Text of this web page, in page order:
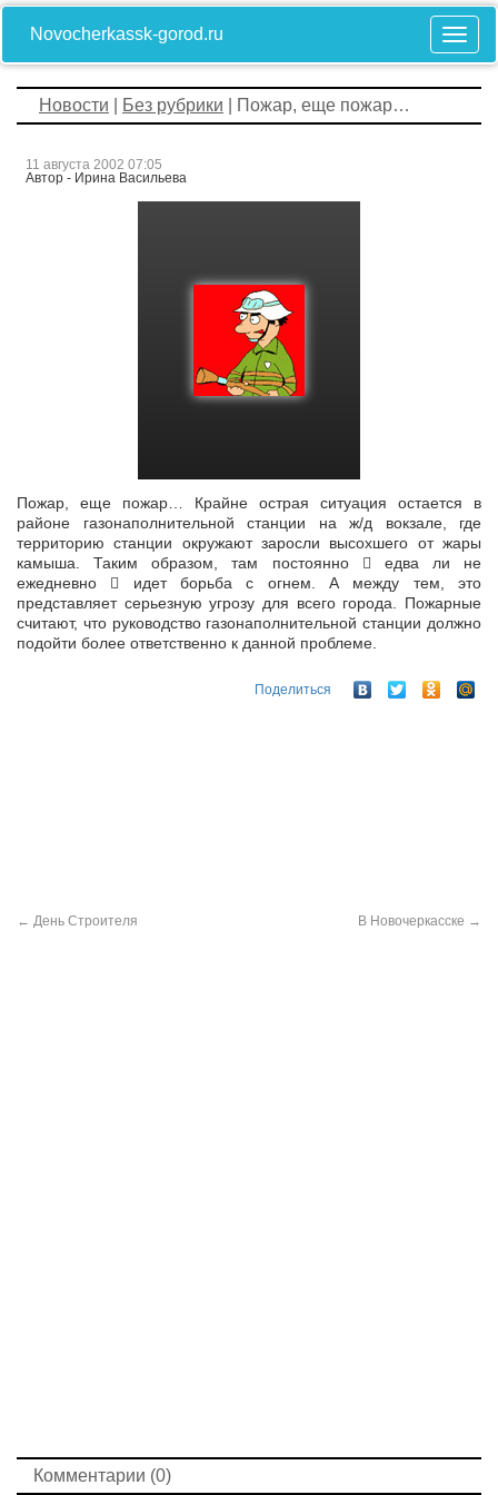
Novocherkassk-gorod.ru
Новости Без рубрики | Пожар, еще пожар…
11 августа 2002 07:05
Автор - Ирина Васильева
Пожар, еще пожар… Крайне острая ситуация остается в
районе газонаполнительной станции на ж/д вокзале, где
территорию станции окружают заросли высохшего от жары
камыша. Таким образом, там постоянно едва ли не
ежедневно  идет борьба с огнем. А между тем, это
представляет серьезную угрозу для всего города. Пожарные
считают, что руководство газонаполнительной станции должно
подойти более ответственно к данной проблеме.
Поделиться
← День Строителя В Новочеркасске →
Комментарии (0)